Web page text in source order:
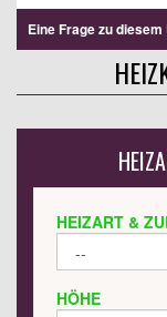
Eine Frage zu
HEIZART &
HÖHE